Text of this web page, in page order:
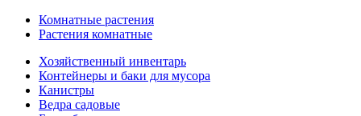
Комнатные растения
Растения комнатные
Хозяйственный инвентарь
Контейнеры и баки для мусора
Канистры
Ведра садовые